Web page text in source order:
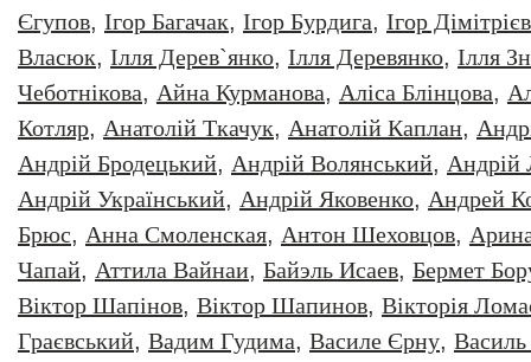
Єгупов, Ігор Багачак, Ігор Бурдига, Ігор Дімітрієв
Власюк, Ілля Дерев`янко, Ілля Деревянко, Ілля
Чеботнікова, Айна Курманова, Аліса Блінцова,
Котляр, Анатолiй Ткачук, Анатолій Каплан,
Андрій Бродецький, Андрій Волянський, Андрій
Андрій Український, Андрій Яковенко, Андрей
Брюс, Анна Смоленская, Антон Шеховцов,
Чапай, Аттила Вайнаи, Байэль Исаев, Бермет
Віктор Шапінов, Віктор Шапинов, Вікторія
Граєвський, Вадим Гудима, Василе Єрну,